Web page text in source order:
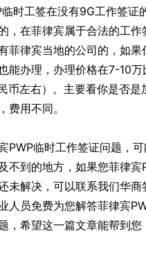
工签在没有9G工作签证
，在菲律宾属于合法的工作
菲律宾当地的公司的，如果
能办理，办理价格在7-10
币左右）。主要看你是否是
费用不同。
PWP临时工作签证问题，
不到的地方，如果您菲律宾
未解决，可以联系我们华商
人员免费为您解答菲律宾
，希望这一篇文章能帮到